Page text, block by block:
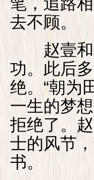
去不顾。
赵壹和
功。此后
绝。“朝为
一生的梦
拒绝了。
士的风节
书。